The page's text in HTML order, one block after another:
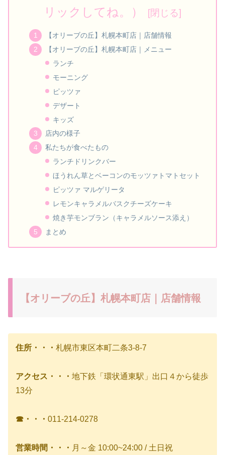
リックしてね。）
【オリーブの丘】札幌本町店｜店舗情報
【オリーブの丘】札幌本町店｜メニュー
ランチ
モーニング
ピッツァ
デザート
キッズ
店内の様子
私たちが食べたもの
ランチドリンクバー
ほうれん草とベーコンのモッツァトマトセット
ピッツァ マルゲリータ
レモンキャラメルバスクチーズケーキ
焼き芋モンブラン（キャラメルソース添え）
まとめ
【オリーブの丘】札幌本町店｜店舗情報
住所・・・ 札幌市東区本町二条3-8-7
アクセス・・・ 地下鉄「環状通東駅」出口４から徒歩
13分
☎・・・ 011-214-0278
営業時間・・・ 月～金 10:00~24:00 / 土日祝